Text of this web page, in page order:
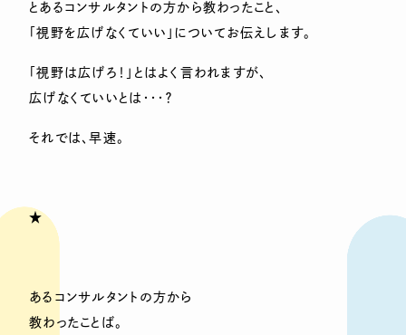
とあるコンサルタントの方から教わったこと、
「視野を広げなくていい」についてお伝えします。
「視野は広げろ！」とはよく言われますが、
広げなくていいとは・・・？
それでは、早速。
★
あるコンサルタントの方から
教わったことば。